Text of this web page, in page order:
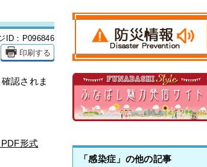
ID：P096846
印刷する
認されま
形式
「感染症」の他の記事